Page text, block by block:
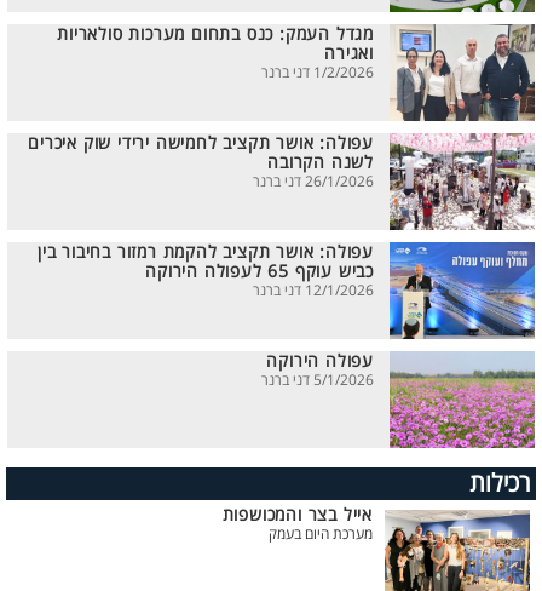
מגדל העמק: כנס בתחום מערכות סולאריות
ואגירה
1/2/2026 דני ברנר
עפולה: אושר תקציב לחמישה ירידי שוק איכרים
לשנה הקרובה
26/1/2026 דני ברנר
עפולה: אושר תקציב להקמת רמזור בחיבור בין
כביש עוקף 65 לעפולה הירוקה
12/1/2026 דני ברנר
עפולה הירוקה
5/1/2026 דני ברנר
רכילות
אייל בצר והמכושפות
מערכת היום בעמק